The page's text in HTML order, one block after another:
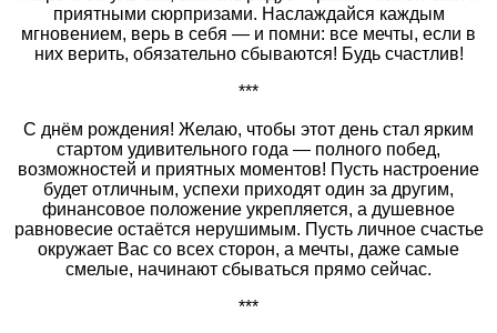
приятными сюрпризами. Наслаждайся каждым
мгновением, верь в себя — и помни: все мечты, если в
них верить, обязательно сбываются! Будь счастлив!
***
С днём рождения! Желаю, чтобы этот день стал ярким
стартом удивительного года — полного побед,
возможностей и приятных моментов! Пусть настроение
будет отличным, успехи приходят один за другим,
финансовое положение укрепляется, а душевное
равновесие остаётся нерушимым. Пусть личное счастье
окружает Вас со всех сторон, а мечты, даже самые
смелые, начинают сбываться прямо сейчас.
***